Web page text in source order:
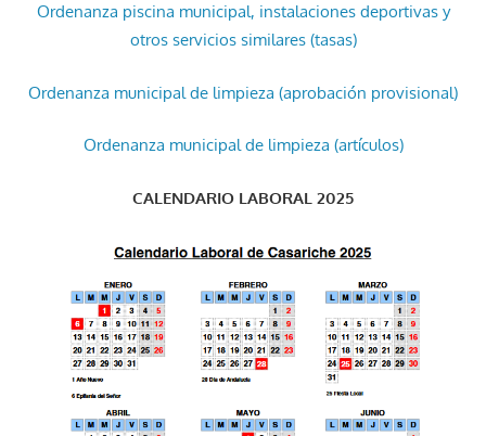
Ordenanza piscina municipal, instalaciones deportivas y
otros servicios similares (tasas)
Ordenanza municipal de limpieza (aprobación provisional)
Ordenanza municipal de limpieza (artículos)
CALENDARIO LABORAL 2025